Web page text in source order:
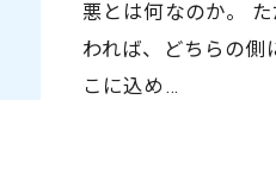
悪とは何なのか。
われば、どちらの側
こに込め…